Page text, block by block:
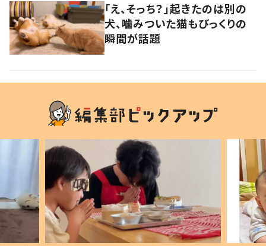
「え、そっち？」起きたのは別の
犬、噛みついた猫もびっくりの
瞬間が話題